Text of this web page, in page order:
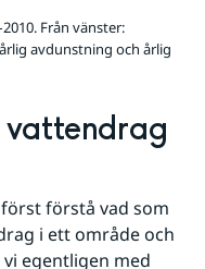
Från vänster:
avdunstning och årlig
förstå vad som
i ett område och
egentligen med